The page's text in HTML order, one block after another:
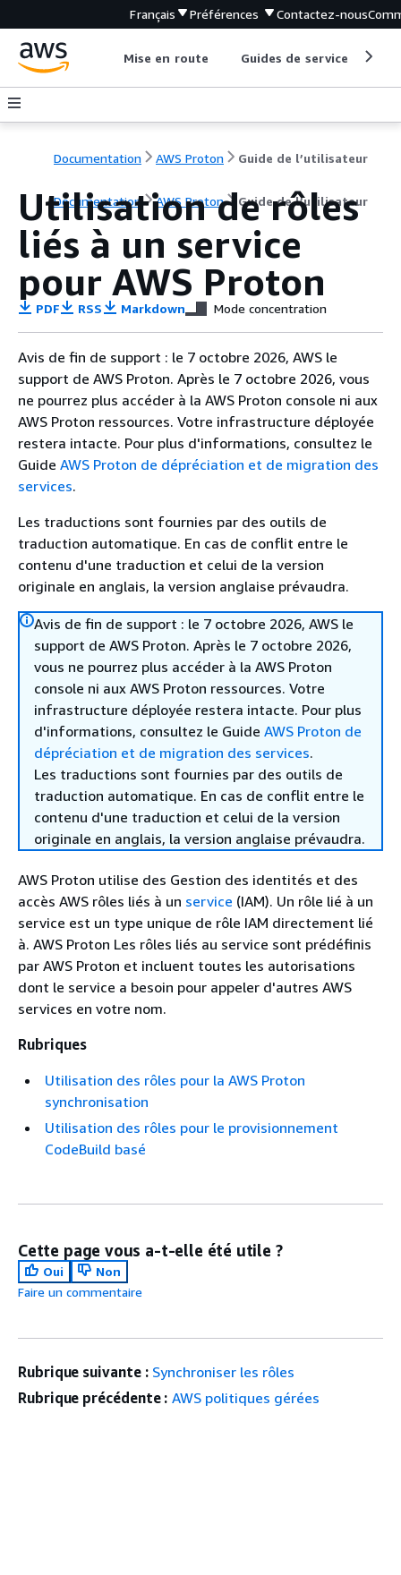
Français Préférences Contactez-nous
Mise en route Guides de service
Documentation AWS Proton Guide de l’utilisateur
Documentation AWS Proton Guide de l’utilisateur
Utilisation de rôles
liés à un service
pour AWS Proton
PDF RSS Markdown Mode concentration
Avis de fin de support : le 7 octobre 2026, AWS le
support de AWS Proton. Après le 7 octobre 2026, vous
ne pourrez plus accéder à la AWS Proton console ni aux
AWS Proton ressources. Votre infrastructure déployée
restera intacte. Pour plus d'informations, consultez le
Guide AWS Proton de dépréciation et de migration des
services.
Les traductions sont fournies par des outils de
traduction automatique. En cas de conflit entre le
contenu d'une traduction et celui de la version
originale en anglais, la version anglaise prévaudra.
Avis de fin de support : le 7 octobre 2026, AWS le
support de AWS Proton. Après le 7 octobre 2026,
vous ne pourrez plus accéder à la AWS Proton
console ni aux AWS Proton ressources. Votre
infrastructure déployée restera intacte. Pour plus
d'informations, consultez le Guide AWS Proton de
dépréciation et de migration des services.
Les traductions sont fournies par des outils de
traduction automatique. En cas de conflit entre le
contenu d'une traduction et celui de la version
originale en anglais, la version anglaise prévaudra.
AWS Proton utilise des Gestion des identités et des
accès AWS rôles liés à un service (IAM). Un rôle lié à un
service est un type unique de rôle IAM directement lié
à. AWS Proton Les rôles liés au service sont prédéfinis
par AWS Proton et incluent toutes les autorisations
dont le service a besoin pour appeler d'autres AWS
services en votre nom.
Rubriques
Utilisation des rôles pour la AWS Proton
synchronisation
Utilisation des rôles pour le provisionnement
CodeBuild basé
Cette page vous a-t-elle été utile ?
Oui
Non
Faire un commentaire
Rubrique suivante : Synchroniser les rôles
Rubrique précédente : AWS politiques gérées